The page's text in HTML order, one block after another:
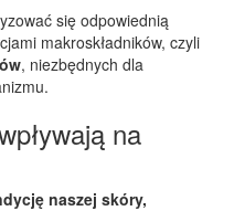
się odpowiednią
makroskładników, czyli
, niezbędnych dla
na
naszej skóry,